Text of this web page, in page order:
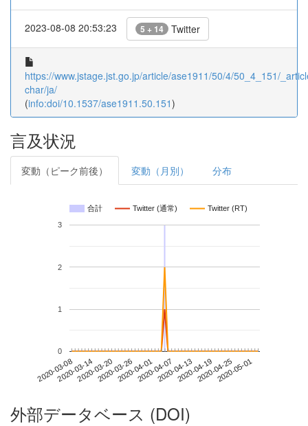
2023-08-08 20:53:23 5 + 14 Twitter
https://www.jstage.jst.go.jp/article/ase1911/50/4/50_4_151/
char/ja/
(info:doi/10.1537/ase1911.50.151)
言及状況
変動（ピーク前後） 変動（月別） 分布
合計 Twitter (通常) Twitter (RT)
2020-03-082020-03-142020-03-202020-03-262020-04-012020-04-072020-04-132020-04-192020-04-252020-05-01
0
1
2
3
外部データベース (DOI)